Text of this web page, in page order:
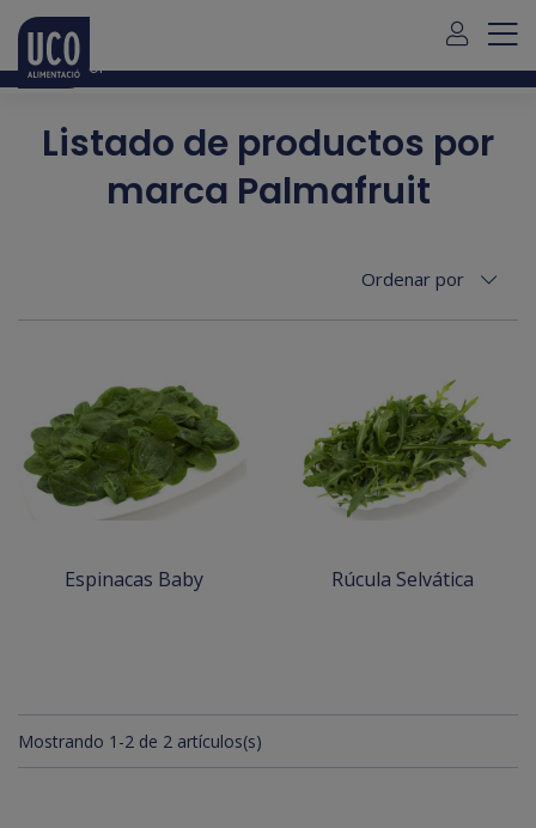
Para envío de pedidos fuera de Mallorca debe contactar con
Español
Listado de productos por
marca Palmafruit
Ordenar por
Espinacas Baby Rúcula Selvática
Mostrando 1-2 de 2 artículos(s)